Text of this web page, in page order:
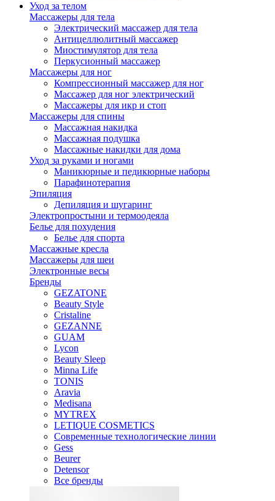
Уход за телом
Массажеры для тела
Электрический массажер для тела
Антицеллюлитный массажер
Миостимулятор для тела
Перкусионный массажер
Массажеры для ног
Компрессионный массажер для ног
Массажер для ног электрический
Массажеры для икр и стоп
Массажеры для спины
Массажная накидка
Массажная подушка
Массажные накидки для дома
Уход за руками и ногами
Маникюрные и педикюрные наборы
Парафинотерапия
Эпиляция
Депиляция и шугаринг
Электропростыни и термоодеяла
Белье для похудения
Белье для спорта
Массажные кресла
Массажеры для шеи
Электронные весы
Бренды
GEZATONE
Beauty Style
Cristaline
GEZANNE
GUAM
Lycon
Beauty Sleep
Minna Life
TONIS
Aravia
Medisana
MYTREX
LETIQUE COSMETICS
Современные технологические линии
Gess
Beurer
Detensor
Все бренды